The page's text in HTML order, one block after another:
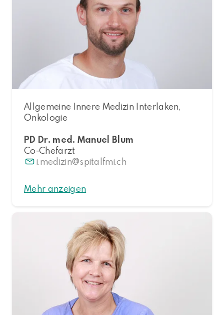
Allgemeine Innere Medizin Interlaken,
Onkologie
PD Dr. med. Manuel Blum
Co-Chefarzt
i.medizin
spitalfmi.ch
Mehr anzeigen